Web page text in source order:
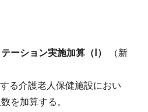
ーション実施加算（Ⅰ）
（新
る介護老人保健施設におい
を加算する。